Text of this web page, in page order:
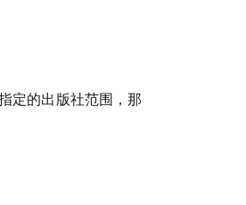
定的出版社范围，那